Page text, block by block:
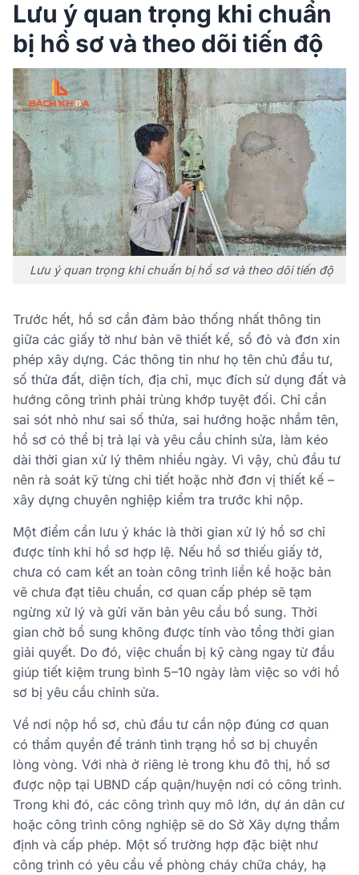
Lưu ý quan trọng khi chuẩn
bị hồ sơ và theo dõi tiến độ
Lưu ý quan trọng khi chuẩn bị hồ sơ và theo dõi tiến độ
Trước hết, hồ sơ cần đảm bảo thống nhất thông tin
giữa các giấy tờ như bản vẽ thiết kế, sổ đỏ và đơn xin
phép xây dựng. Các thông tin như họ tên chủ đầu tư,
số thửa đất, diện tích, địa chỉ, mục đích sử dụng đất và
hướng công trình phải trùng khớp tuyệt đối. Chỉ cần
sai sót nhỏ như sai số thửa, sai hướng hoặc nhầm tên,
hồ sơ có thể bị trả lại và yêu cầu chỉnh sửa, làm kéo
dài thời gian xử lý thêm nhiều ngày. Vì vậy, chủ đầu tư
nên rà soát kỹ từng chi tiết hoặc nhờ đơn vị thiết kế –
xây dựng chuyên nghiệp kiểm tra trước khi nộp.
Một điểm cần lưu ý khác là thời gian xử lý hồ sơ chỉ
được tính khi hồ sơ hợp lệ. Nếu hồ sơ thiếu giấy tờ,
chưa có cam kết an toàn công trình liền kề hoặc bản
vẽ chưa đạt tiêu chuẩn, cơ quan cấp phép sẽ tạm
ngừng xử lý và gửi văn bản yêu cầu bổ sung. Thời
gian chờ bổ sung không được tính vào tổng thời gian
giải quyết. Do đó, việc chuẩn bị kỹ càng ngay từ đầu
giúp tiết kiệm trung bình 5–10 ngày làm việc so với hồ
sơ bị yêu cầu chỉnh sửa.
Về nơi nộp hồ sơ, chủ đầu tư cần nộp đúng cơ quan
có thẩm quyền để tránh tình trạng hồ sơ bị chuyển
lòng vòng. Với nhà ở riêng lẻ trong khu đô thị, hồ sơ
được nộp tại UBND cấp quận/huyện nơi có công trình.
Trong khi đó, các công trình quy mô lớn, dự án dân cư
hoặc công trình công nghiệp sẽ do Sở Xây dựng thẩm
định và cấp phép. Một số trường hợp đặc biệt như
công trình có yêu cầu về phòng cháy chữa cháy, hạ